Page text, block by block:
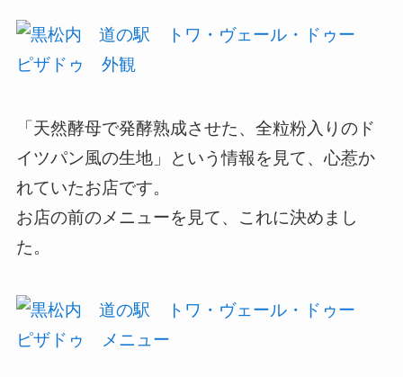
「天然酵母で発酵熟成させた、全粒粉入りのド
イツパン風の生地」という情報を見て、心惹か
れていたお店です。
お店の前のメニューを見て、これに決めまし
た。